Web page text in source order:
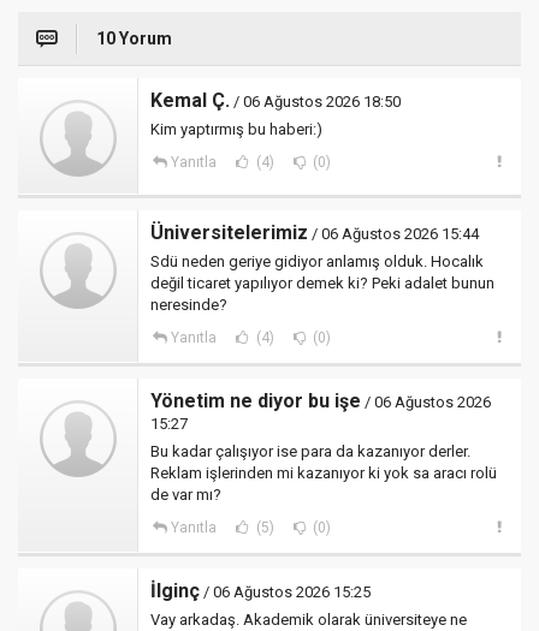
10 Yorum
Kemal Ç. / 06 Ağustos 2026 18:50
Kim yaptırmış bu haberi:)
Yanıtla (4) (0)
Üniversitelerimiz / 06 Ağustos 2026 15:44
Sdü neden geriye gidiyor anlamış olduk. Hocalık
değil ticaret yapılıyor demek ki? Peki adalet bunun
neresinde?
Yanıtla (4) (0)
Yönetim ne diyor bu işe / 06 Ağustos 2026
15:27
Bu kadar çalışıyor ise para da kazanıyor derler.
Reklam işlerinden mi kazanıyor ki yok sa aracı rolü
de var mı?
Yanıtla (5) (0)
İlginç / 06 Ağustos 2026 15:25
Vay arkadaş. Akademik olarak üniversiteye ne